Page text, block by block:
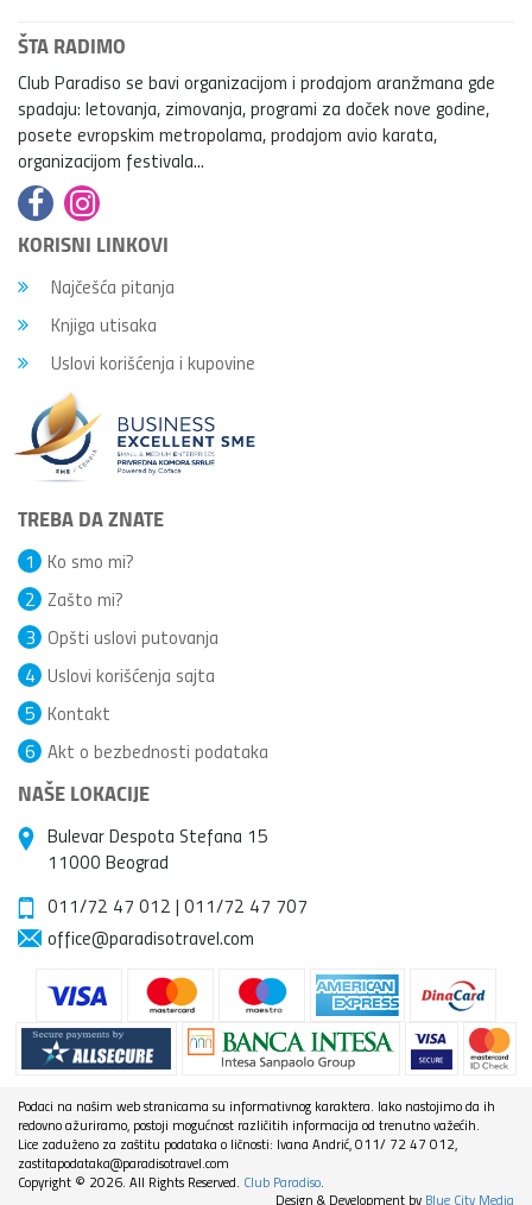
ŠTA RADIMO
Club Paradiso se bavi organizacijom i prodajom aranžmana gde
spadaju: letovanja, zimovanja, programi za doček nove godine,
posete evropskim metropolama, prodajom avio karata,
organizacijom festivala...
KORISNI LINKOVI
Najčešća pitanja
Knjiga utisaka
Uslovi korišćenja i kupovine
TREBA DA ZNATE
Ko smo mi?
1
Zašto mi?
2
Opšti uslovi putovanja
3
Uslovi korišćenja sajta
4
Kontakt
5
Akt o bezbednosti podataka
6
NAŠE LOKACIJE
Bulevar Despota Stefana 15
11000 Beograd
011/72 47 012 | 011/72 47 707
office@paradisotravel.com
Podaci na našim web stranicama su informativnog karaktera. Iako nastojimo da ih
redovno ažuriramo, postoji mogućnost različitih informacija od trenutno važećih.
Lice zaduženo za zaštitu podataka o ličnosti: Ivana Andrić, 011/ 72 47 012,
zastitapodataka@paradisotravel.com
Copyright © 2026. All Rights Reserved. Club Paradiso.
Design & Development by Blue City Media